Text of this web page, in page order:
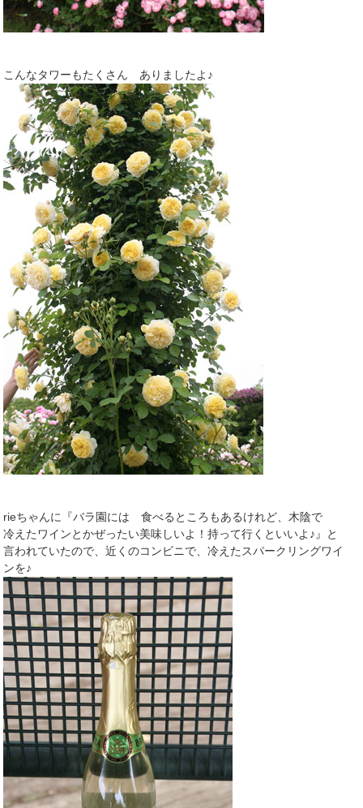
こんなタワーもたくさん ありましたよ♪
rieちゃんに『バラ園には 食べるところもあるけれど、木陰で
冷えたワインとかぜったい美味しいよ！持って行くといいよ♪』と
言われていたので、近くのコンビニで、冷えたスパークリングワイ
ンを♪